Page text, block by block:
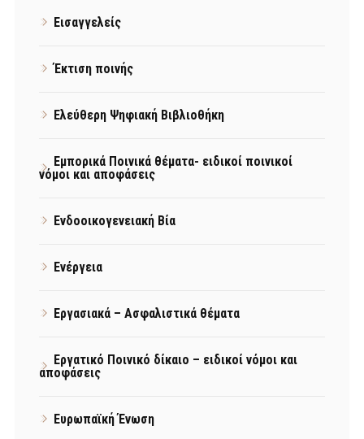
Εισαγγελείς
Έκτιση ποινής
Ελεύθερη Ψηφιακή Βιβλιοθήκη
Εμπορικά Ποινικά θέματα- ειδικοί ποινικοί
νόμοι και αποφάσεις
Ενδοοικογενειακή Βία
Ενέργεια
Εργασιακά – Ασφαλιστικά θέματα
Εργατικό Ποινικό δίκαιο – ειδικοί νόμοι και
αποφάσεις
Ευρωπαϊκή Ένωση